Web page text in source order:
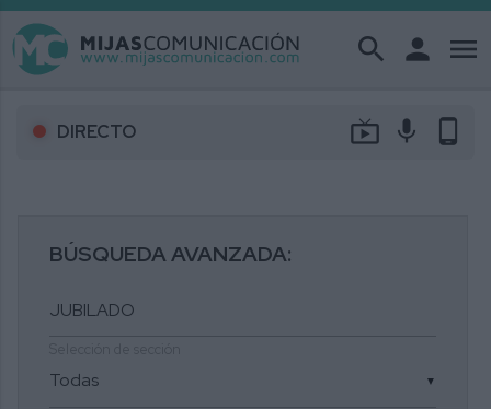
search person menu
DIRECTO live_tv mic phone_android
BÚSQUEDA AVANZADA:
▼